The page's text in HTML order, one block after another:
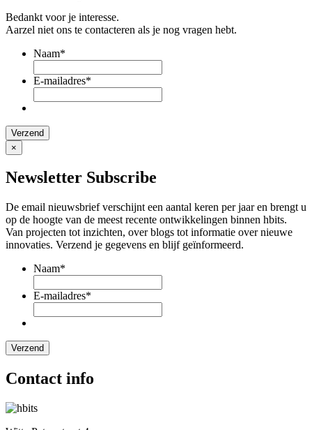
Bedankt voor je interesse.
Aarzel niet ons te contacteren als je nog vragen hebt.
Naam*
E-mailadres*
×
Newsletter Subscribe
De email nieuwsbrief verschijnt een aantal keren per jaar en brengt u
op de hoogte van de meest recente ontwikkelingen binnen hbits.
Van projecten tot inzichten, over blogs tot informatie over nieuwe
innovaties. Verzend je gegevens en blijf geïnformeerd.
Naam*
E-mailadres*
Contact info